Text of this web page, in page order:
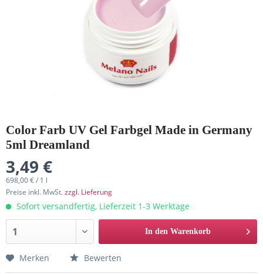
Color Farb UV Gel Farbgel Made in Germany
5ml Dreamland
3,49 €
698,00 € / 1 l
Preise inkl. MwSt.zzgl. Lieferung
Sofort versandfertig, Lieferzeit 1-3 Werktage
In den Warenkorb
Merken Bewerten